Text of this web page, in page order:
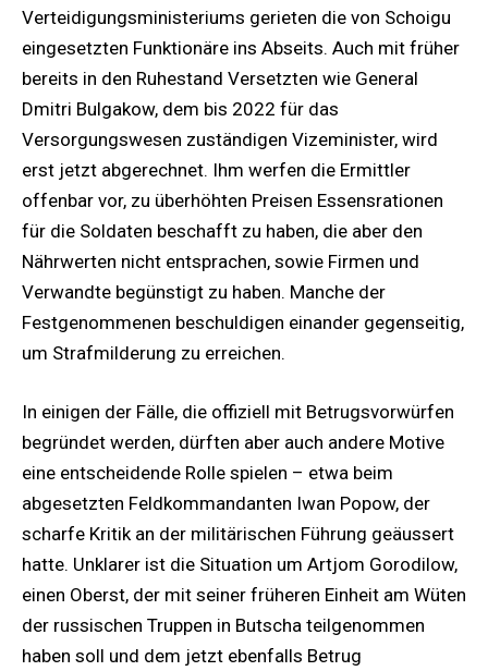
Verteidigungsministeriums gerieten die von Schoigu
eingesetzten Funktionäre ins Abseits. Auch mit früher
bereits in den Ruhestand Versetzten wie General
Dmitri Bulgakow, dem bis 2022 für das
Versorgungswesen zuständigen Vizeminister, wird
erst jetzt abgerechnet. Ihm werfen die Ermittler
offenbar vor, zu überhöhten Preisen Essensrationen
für die Soldaten beschafft zu haben, die aber den
Nährwerten nicht entsprachen, sowie Firmen und
Verwandte begünstigt zu haben. Manche der
Festgenommenen beschuldigen einander gegenseitig,
um Strafmilderung zu erreichen.
In einigen der Fälle, die offiziell mit Betrugsvorwürfen
begründet werden, dürften aber auch andere Motive
eine entscheidende Rolle spielen – etwa beim
abgesetzten Feldkommandanten Iwan Popow, der
scharfe Kritik an der militärischen Führung geäussert
hatte. Unklarer ist die Situation um Artjom Gorodilow,
einen Oberst, der mit seiner früheren Einheit am Wüten
der russischen Truppen in Butscha teilgenommen
haben soll und dem jetzt ebenfalls Betrug